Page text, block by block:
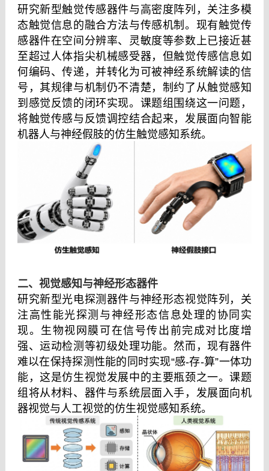
研究新型触觉传感器件与高密度阵列，关注多模
态触觉信息的融合方法与传感机制。现有触觉传
感器件在空间分辨率、灵敏度等参数上已接近甚
至超过人体指尖机械感受器，但触觉传感信息如
何编码、传递，并转化为可被神经系统解读的信
号，其规律与机制仍不清楚，制约了从触觉感知
到感觉反馈的闭环实现。课题组围绕这一问题，
将触觉传感与反馈调控结合起来，发展面向智能
机器人与神经假肢的仿生触觉感知系统。
二、视觉感知与神经形态器件
研究新型光电探测器件与神经形态视觉阵列，关
注高性能光探测与神经形态信息处理的协同实
现。生物视网膜可在信号传出前完成对比度增
强、运动检测等初级处理功能。然而，现有器件
难以在保持探测性能的同时实现“感-存-算”一体功
能，这是仿生视觉发展中的主要瓶颈之一。课题
组将从材料、器件与系统层面入手，发展面向机
器视觉与人工视觉的仿生视觉感知系统。